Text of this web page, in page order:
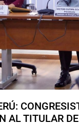
AL TITULAR